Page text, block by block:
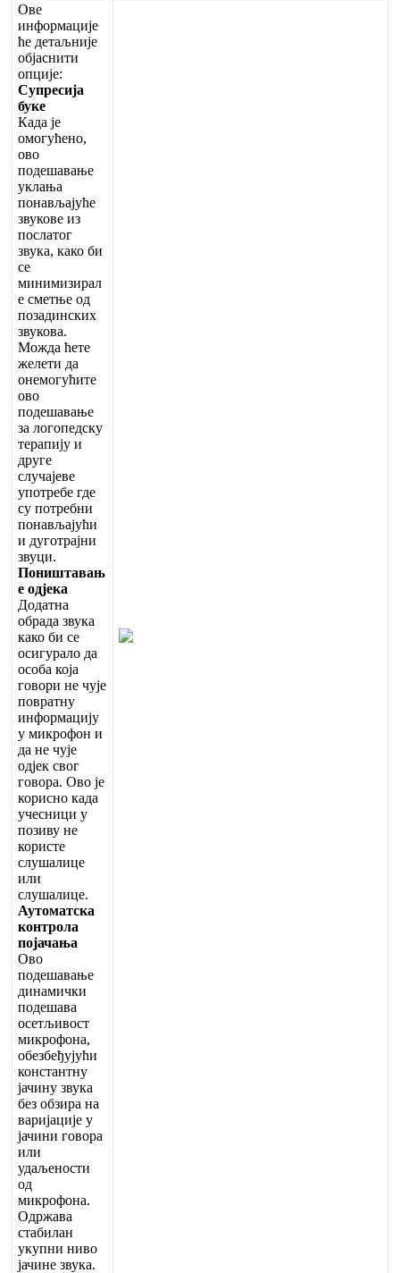
Ове
информације
ће детаљније
објаснити
опције:
Супресија
буке
Када је
омогућено,
ово
подешавање
уклања
понављајуће
звукове из
послатог
звука, како би
се
минимизирал
е сметње од
позадинских
звукова.
Можда ћете
желети да
онемогућите
ово
подешавање
за логопедску
терапију и
друге
случајеве
употребе где
су потребни
понављајући
и дуготрајни
звуци.
Поништавањ
е одјека
Додатна
обрада звука
како би се
осигурало да
особа која
говори не чује
повратну
информацију
у микрофон и
да не чује
одјек свог
говора. Ово је
корисно када
учесници у
позиву не
користе
слушалице
или
слушалице.
Аутоматска
контрола
појачања
Ово
подешавање
динамички
подешава
осетљивост
микрофона,
обезбеђујући
константну
јачину звука
без обзира на
варијације у
јачини говора
или
удаљености
од
микрофона.
Одржава
стабилан
укупни ниво
јачине звука.